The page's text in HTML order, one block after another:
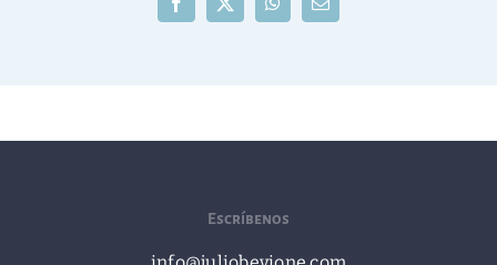
Facebook
X WhatsAppCorreo
Escríbenos